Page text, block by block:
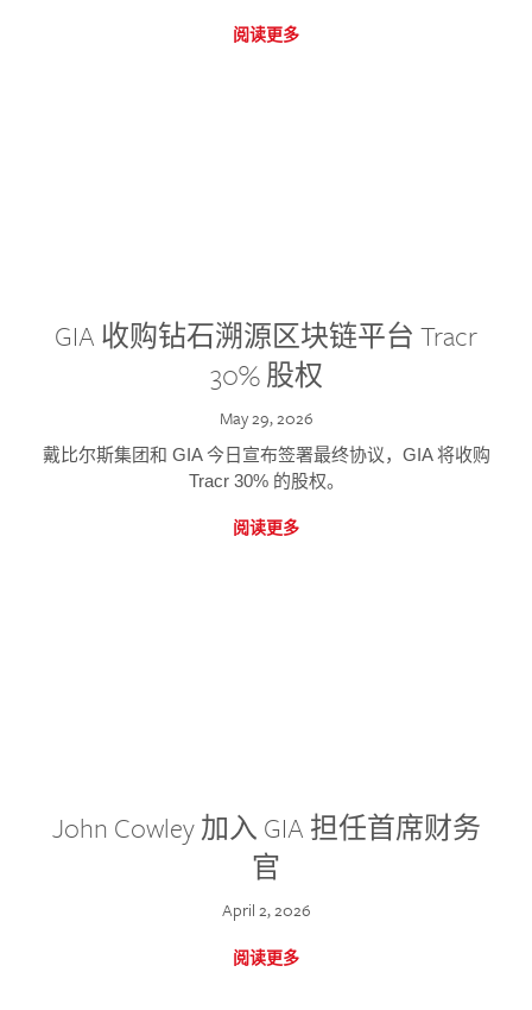
阅读更多
GIA 收购钻石溯源区块链平台 Tracr
30% 股权
May 29, 2026
戴比尔斯集团和 GIA 今日宣布签署最终协议，GIA 将收购
Tracr 30% 的股权。
阅读更多
John Cowley 加入 GIA 担任首席财务
官
April 2, 2026
阅读更多